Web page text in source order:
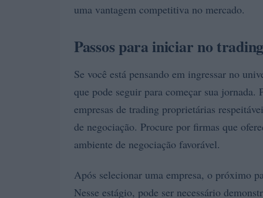
uma vantagem competitiva no mercado.
Passos para iniciar no
Se você está pensando em ingressar no
que pode seguir para começar sua
empresas de trading proprietárias
de negociação. Procure por firmas que
ambiente de negociação favorável.
Após selecionar uma empresa, o próximo
Nesse estágio, pode ser necessário